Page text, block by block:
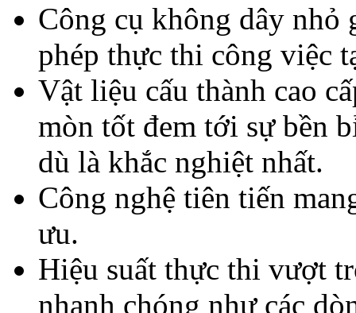
Công cụ không dây nhỏ
phép thực thi công việc
Vật liệu cấu thành cao
mòn tốt đem tới sự bền
dù là khắc nghiệt nhất.
Công nghệ tiên tiến
ưu.
Hiệu suất thực thi vượt
nhanh chóng như các